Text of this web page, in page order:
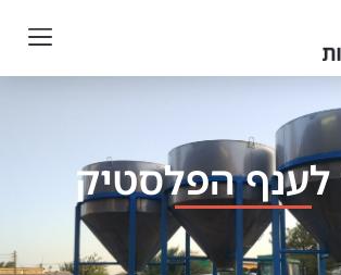
לענף הפלסטיק